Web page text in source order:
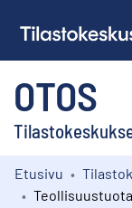
OTOS
Kokoelmat
Etusivu